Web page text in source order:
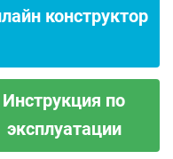
конструктор
Инструкция по
эксплуатации